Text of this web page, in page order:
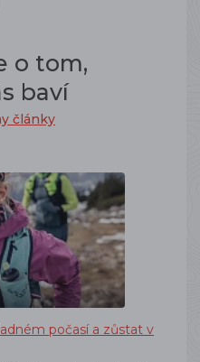
o tom,
baví
články
počasí a zůstat v